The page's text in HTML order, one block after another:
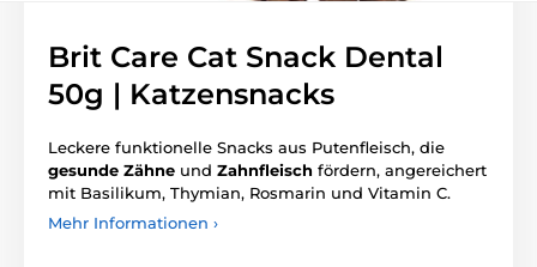
Brit Care Cat Snack Dental
50g | Katzensnacks
Leckere funktionelle Snacks aus Putenfleisch, die
gesunde Zähne und Zahnfleisch fördern, angereichert
mit Basilikum, Thymian, Rosmarin und Vitamin C.
Mehr Informationen ›